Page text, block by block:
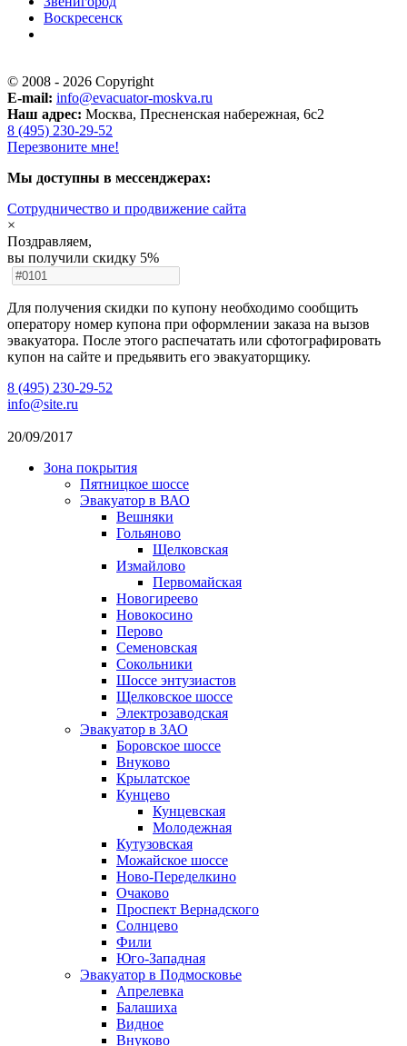
Воскресенск
© 2008 - 2026 Copyright
E-mail: info@evacuator-moskva.ru
Наш адрес: Москва, Пресненская набережная, 6с2
8 (495) 230-29-52
Перезвоните мне!
Мы доступны в мессенджерах:
Cотрудничество и продвижение сайта
×
Поздравляем,
вы получили скидку 5%
Для получения скидки по купону необходимо сообщить
оператору номер купона при оформлении заказа на вызов
эвакуатора. После этого распечатать или сфотографировать
купон на сайте и предьявить его эвакуаторщику.
8 (495) 230-29-52
info@site.ru
20/09/2017
Зона покрытия
Пятницкое шоссе
Эвакуатор в ВАО
Вешняки
Гольяново
Щелковская
Измайлово
Первомайская
Новогиреево
Новокосино
Перово
Семеновская
Сокольники
Шоссе энтузиастов
Щелковское шоссе
Электрозаводская
Эвакуатор в ЗАО
Боровское шоссе
Внуково
Крылатское
Кунцево
Кунцевская
Молодежная
Кутузовская
Можайское шоссе
Ново-Переделкино
Очаково
Проспект Вернадского
Солнцево
Фили
Юго-Западная
Эвакуатор в Подмосковье
Апрелевка
Балашиха
Видное
Внуково